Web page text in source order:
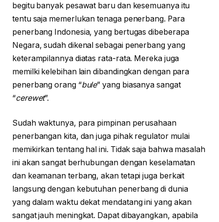
begitu banyak pesawat baru dan kesemuanya itu
tentu saja memerlukan tenaga penerbang. Para
penerbang Indonesia, yang bertugas dibeberapa
Negara, sudah dikenal sebagai penerbang yang
keterampilannya diatas rata-rata. Mereka juga
memilki kelebihan lain dibandingkan dengan para
penerbang orang “bule” yang biasanya sangat
“cerewet”.
Sudah waktunya, para pimpinan perusahaan
penerbangan kita, dan juga pihak regulator mulai
memikirkan tentang hal ini. Tidak saja bahwa masalah
ini akan sangat berhubungan dengan keselamatan
dan keamanan terbang, akan tetapi juga berkait
langsung dengan kebutuhan penerbang di dunia
yang dalam waktu dekat mendatang ini yang akan
sangat jauh meningkat. Dapat dibayangkan, apabila